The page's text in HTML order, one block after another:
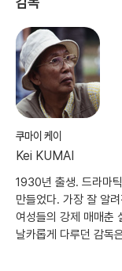
쿠마이 케이
Kei KUMAI
1930년 출생. 드라마
만들었다. 가장 잘 알
여성들의 강제 매매춘
날카롭게 다루던 감독